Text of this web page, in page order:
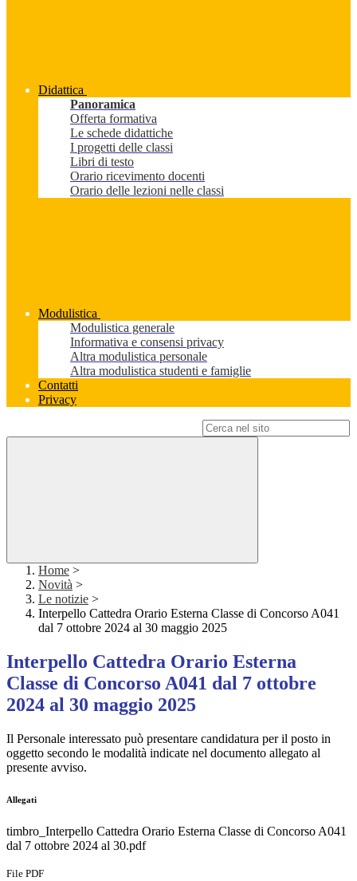
Didattica
Panoramica
Offerta formativa
Le schede didattiche
I progetti delle classi
Libri di testo
Orario ricevimento docenti
Orario delle lezioni nelle classi
Modulistica
Modulistica generale
Informativa e consensi privacy
Altra modulistica personale
Altra modulistica studenti e famiglie
Contatti
Privacy
Home >
Novità >
Le notizie >
Interpello Cattedra Orario Esterna Classe di Concorso A041
dal 7 ottobre 2024 al 30 maggio 2025
Interpello Cattedra Orario Esterna
Classe di Concorso A041 dal 7 ottobre
2024 al 30 maggio 2025
Il Personale interessato può presentare candidatura per il posto in
oggetto secondo le modalità indicate nel documento allegato al
presente avviso.
Allegati
timbro_Interpello Cattedra Orario Esterna Classe di Concorso A041
dal 7 ottobre 2024 al 30.pdf
File PDF